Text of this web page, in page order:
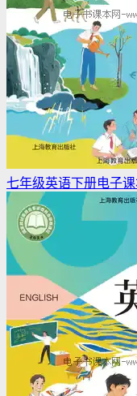
七年级英语下册电子